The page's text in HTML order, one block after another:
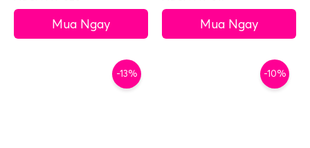
Mua Ngay Mua Ngay
-13% -10%